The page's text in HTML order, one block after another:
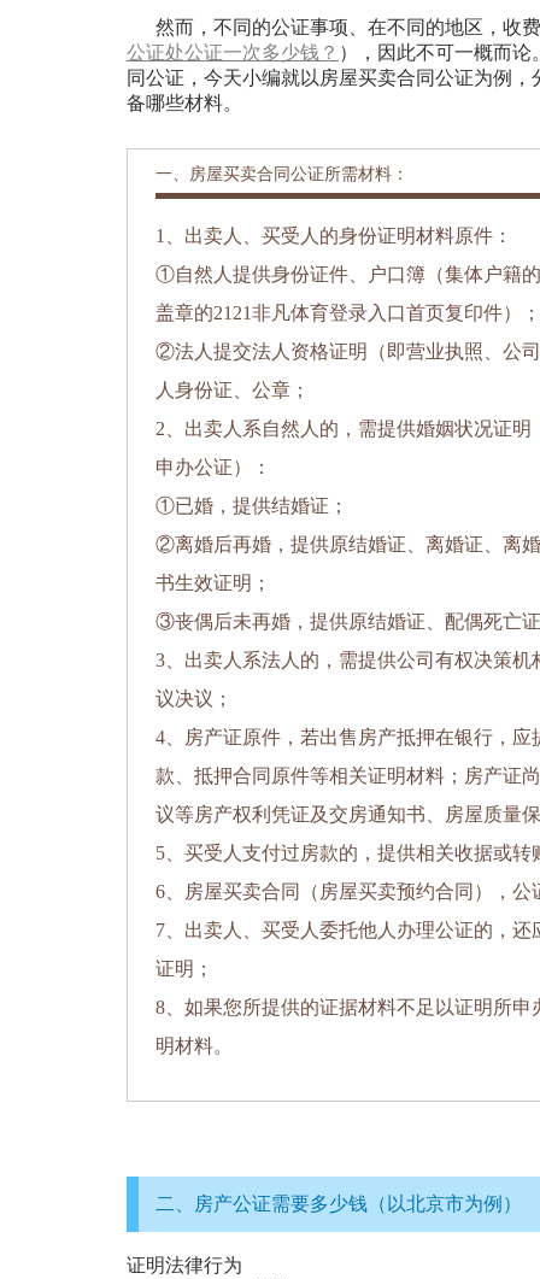
然而，不同的公证事项、在不同的地区，收
公证处公证一次多少钱？ ），因此不可一概而
同公证，今天小编就以房屋买卖合同公证为例
备哪些材料。
一、房屋买卖合同公证所需材料：
1、出卖人、买受人的身份证明材料原件：
①自然人提供身份证件、户口簿（集体户籍
盖章的2121非凡体育登录入口首页复印件）；
②法人提交法人资格证明（即营业执照、公
人身份证、公章；
2、出卖人系自然人的，需提供婚姻状况证
申办公证）：
①已婚，提供结婚证；
②离婚后再婚，提供原结婚证、离婚证、离
书生效证明；
③丧偶后未再婚，提供原结婚证、配偶死亡
3、出卖人系法人的，需提供公司有权决策
议决议；
4、房产证原件，若出售房产抵押在银行，
款、抵押合同原件等相关证明材料；房产证
议等房产权利凭证及交房通知书、房屋质量
5、买受人支付过房款的，提供相关收据或转
6、房屋买卖合同（房屋买卖预约合同），公
7、出卖人、买受人委托他人办理公证的，
证明；
8、如果您所提供的证据材料不足以证明所
明材料。
二、房产公证需要多少钱（以北京市为例）
证明法律行为